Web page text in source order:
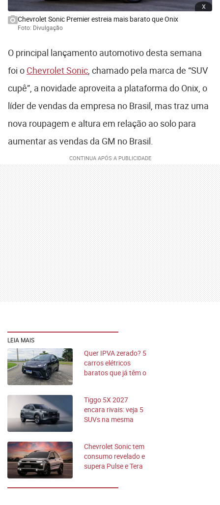
x
Chevrolet Sonic Premier estreia mais barato que Onix
Foto: Divulgação
O principal lançamento automotivo desta semana
foi o Chevrolet Sonic , chamado pela marca de “SUV
cupê”, a novidade aproveita a plataforma do Onix, o
líder de vendas da empresa no Brasil, mas traz uma
nova roupagem e altura em relação ao solo para
aumentar as vendas da GM no Brasil.
LEIA MAIS
Quer IPVA zerado? 5
carros elétricos
baratos que já têm o
Tiggo 5X 2027
encara rivais: veja 5
SUVs na mesma
Chevrolet Sonic tem
consumo revelado e
supera Pulse e Tera